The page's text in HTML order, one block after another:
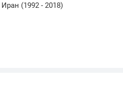
(1992 - 2018)